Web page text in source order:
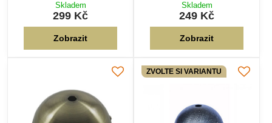
Skladem
299 Kč
Zobrazit
Skladem
249 Kč
Zobrazit
ZVOLTE SI VARIANTU